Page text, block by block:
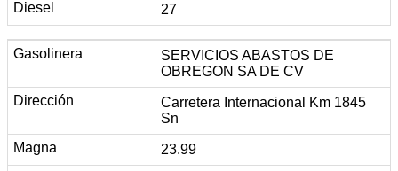
27
SERVICIOS ABASTOS DE
OBREGON SA DE CV
Carretera Internacional Km 1845
Sn
23.99